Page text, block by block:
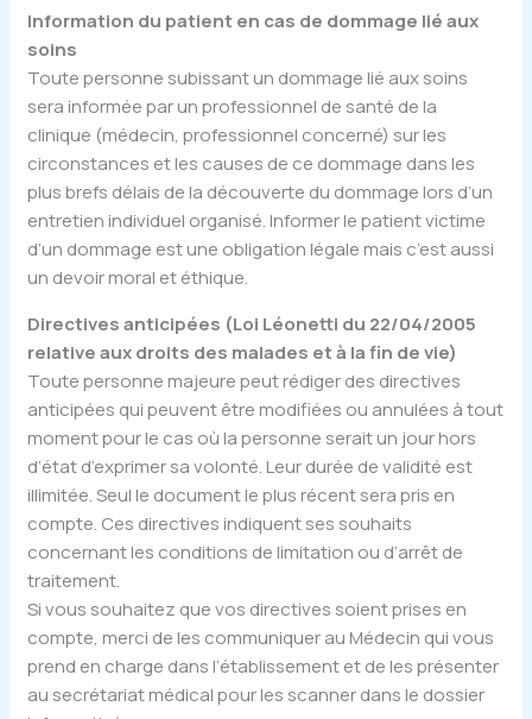
Information du patient en cas de dommage lié aux
soins
Toute personne subissant un dommage lié aux soins
sera informée par un professionnel de santé de la
clinique (médecin, professionnel concerné) sur les
circonstances et les causes de ce dommage dans les
plus brefs délais de la découverte du dommage lors d’un
entretien individuel organisé. Informer le patient victime
d’un dommage est une obligation légale mais c’est aussi
un devoir moral et éthique.
Directives anticipées (Loi Léonetti du 22/04/2005
relative aux droits des malades et à la fin de vie)
Toute personne majeure peut rédiger des directives
anticipées qui peuvent être modifiées ou annulées à tout
moment pour le cas où la personne serait un jour hors
d’état d’exprimer sa volonté. Leur durée de validité est
illimitée. Seul le document le plus récent sera pris en
compte. Ces directives indiquent ses souhaits
concernant les conditions de limitation ou d’arrêt de
traitement.
Si vous souhaitez que vos directives soient prises en
compte, merci de les communiquer au Médecin qui vous
prend en charge dans l’établissement et de les présenter
au secrétariat médical pour les scanner dans le dossier